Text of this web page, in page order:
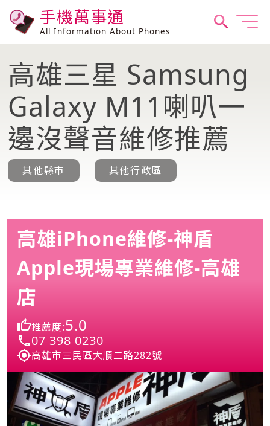
手機萬事通
All Information About Phones
高雄三星 Samsung
Galaxy M11喇叭一
邊沒聲音維修推薦
其他縣市 其他行政區
高雄iPhone維修-神盾
Apple現場專業維修-高雄
店
推薦度:5.0
07 398 0230
高雄市三民區大順二路282號